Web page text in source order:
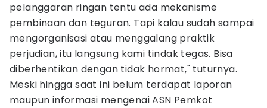
pelanggaran ringan tentu ada mekanisme
pembinaan dan teguran. Tapi kalau sudah sampai
mengorganisasi atau menggalang praktik
perjudian, itu langsung kami tindak tegas. Bisa
diberhentikan dengan tidak hormat," tuturnya.
Meski hingga saat ini belum terdapat laporan
maupun informasi mengenai ASN Pemkot